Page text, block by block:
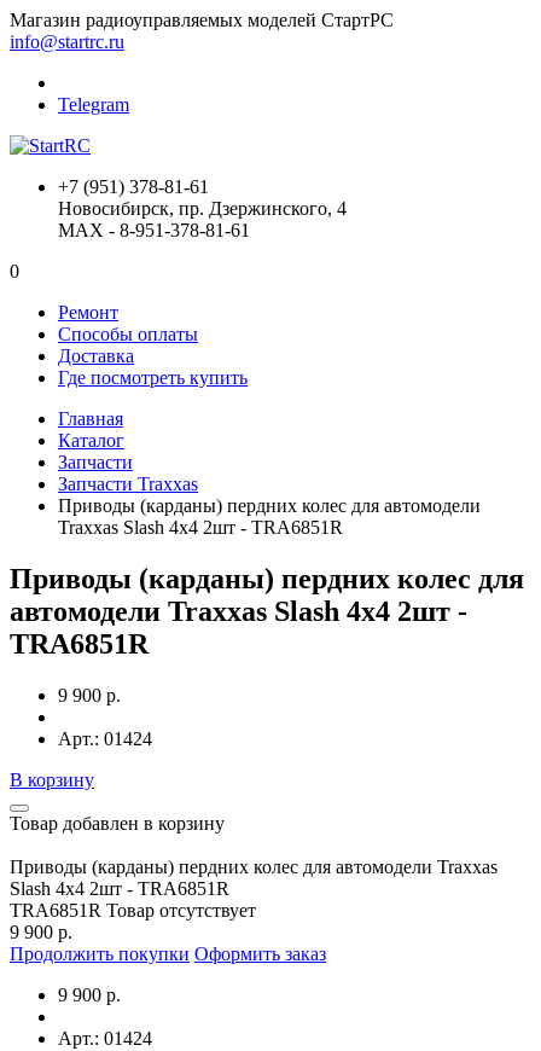
Магазин радиоуправляемых моделей СтартРС
info@startrc.ru
Telegram
+7 (951) 378-81-61
Новосибирск, пр. Дзержинского, 4
MAX - 8-951-378-81-61
0
Ремонт
Способы оплаты
Доставка
Где посмотреть купить
Главная
Каталог
Запчасти
Запчасти Traxxas
Приводы (карданы) пердних колес для автомодели
Traxxas Slash 4x4 2шт - TRA6851R
Приводы (карданы) пердних колес для
автомодели Traxxas Slash 4x4 2шт -
TRA6851R
9 900 р.
Арт.: 01424
В корзину
Товар добавлен в корзину
Приводы (карданы) пердних колес для автомодели Traxxas
Slash 4x4 2шт - TRA6851R
TRA6851R Товар отсутствует
9 900 р.
Продолжить покупки Оформить заказ
9 900 р.
Арт.: 01424